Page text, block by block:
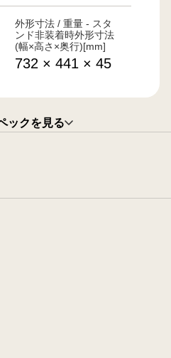
外形寸法 / 重量 - スタ
ンド非装着時外形寸法
(幅×高さ×奥行)[mm]
732 × 441 × 45
ックを見る